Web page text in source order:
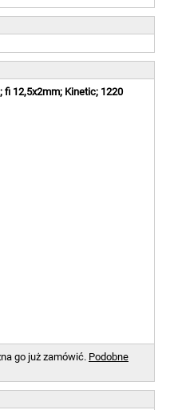
fi 12,5x2mm; Kinetic; 1220
go już zamówić. Podobne